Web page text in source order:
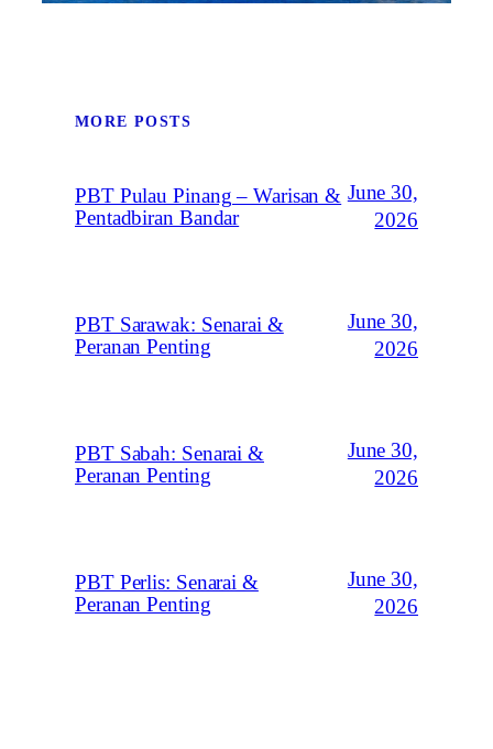
MORE POSTS
PBT Pulau Pinang – Warisan &
Pentadbiran Bandar
June 30,
2026
PBT Sarawak: Senarai &
Peranan Penting
June 30,
2026
PBT Sabah: Senarai &
Peranan Penting
June 30,
2026
PBT Perlis: Senarai &
Peranan Penting
June 30,
2026